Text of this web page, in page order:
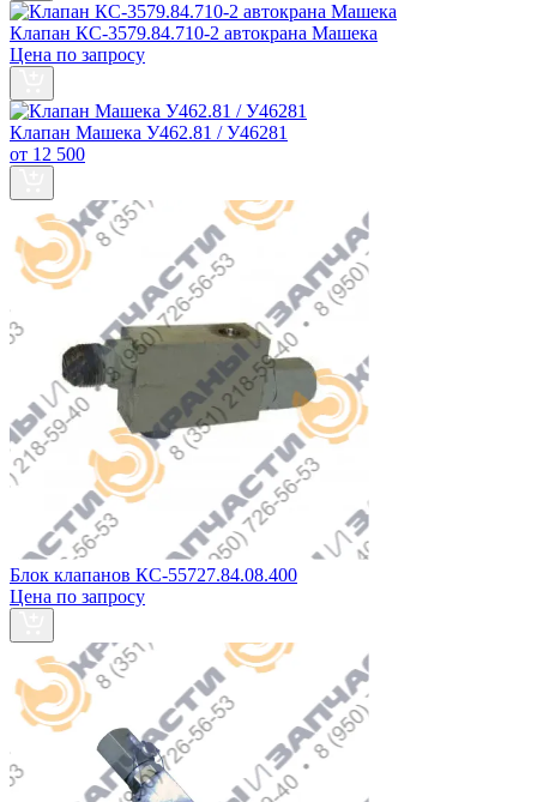
Клапан КС-3579.84.710-2 автокрана Машека
Цена по запросу
Клапан Машека У462.81 / У46281
от 12 500
Блок клапанов КС-55727.84.08.400
Цена по запросу